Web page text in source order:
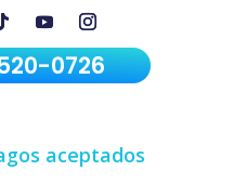
0726
aceptados